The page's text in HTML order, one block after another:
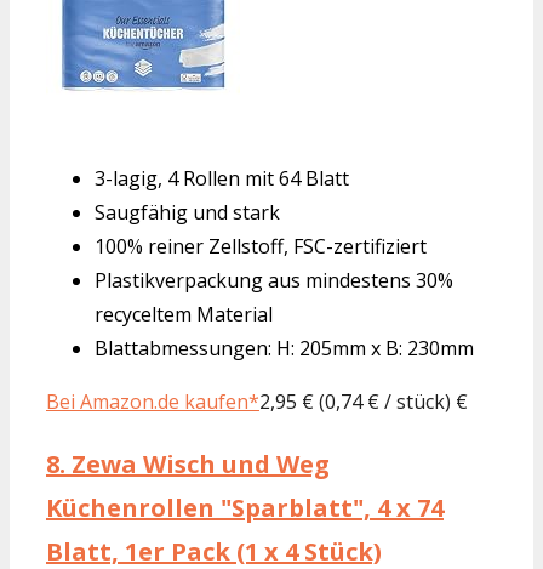
3-lagig, 4 Rollen mit 64 Blatt
Saugfähig und stark
100% reiner Zellstoff, FSC-zertifiziert
Plastikverpackung aus mindestens 30%
recyceltem Material
Blattabmessungen: H: 205mm x B: 230mm
Bei Amazon.de kaufen*2,95 € (0,74 € / stück) €
8. Zewa Wisch und Weg
Küchenrollen "Sparblatt", 4 x 74
Blatt, 1er Pack (1 x 4 Stück)